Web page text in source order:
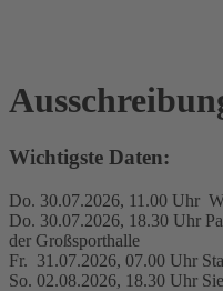
Wichtigste Daten:
Do. 30.07.2026, 11.00 Uhr
Do. 30.07.2026, 18.30 Uhr
der Großsporthalle
Fr. 31.07.2026, 07.00 Uhr
So. 02.08.2026, 18.30 Uhr